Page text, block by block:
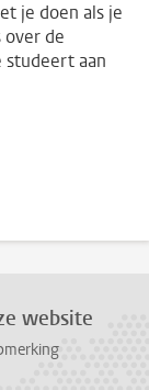
je doen als je
over de
studeert aan
website